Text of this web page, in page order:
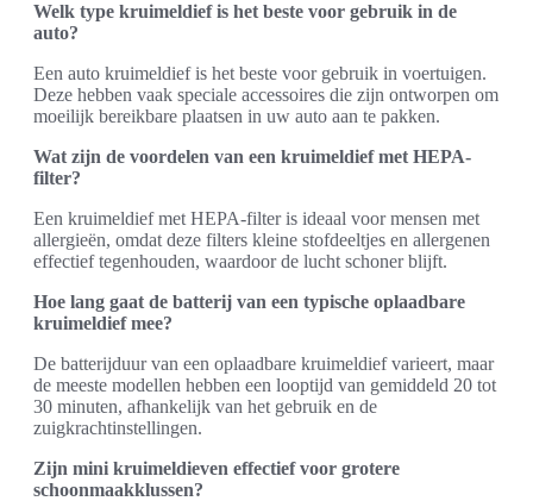
Welk type kruimeldief is het beste voor gebruik in de
auto?
Een auto kruimeldief is het beste voor gebruik in voertuigen.
Deze hebben vaak speciale accessoires die zijn ontworpen om
moeilijk bereikbare plaatsen in uw auto aan te pakken.
Wat zijn de voordelen van een kruimeldief met HEPA-
filter?
Een kruimeldief met HEPA-filter is ideaal voor mensen met
allergieën, omdat deze filters kleine stofdeeltjes en allergenen
effectief tegenhouden, waardoor de lucht schoner blijft.
Hoe lang gaat de batterij van een typische oplaadbare
kruimeldief mee?
De batterijduur van een oplaadbare kruimeldief varieert, maar
de meeste modellen hebben een looptijd van gemiddeld 20 tot
30 minuten, afhankelijk van het gebruik en de
zuigkrachtinstellingen.
Zijn mini kruimeldieven effectief voor grotere
schoonmaakklussen?